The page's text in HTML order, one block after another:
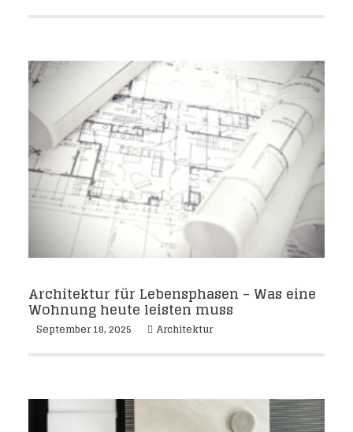
Architektur für Lebensphasen – Was eine
Wohnung heute leisten muss
September 18, 2025 Architektur